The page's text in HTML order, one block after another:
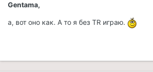
Gentama,
а, вот оно как. А то я без TR играю.